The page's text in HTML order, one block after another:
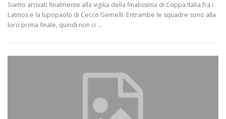
Siamo arrivati finalmente alla vigilia della finalissima di Coppa Italia fra i
Latinos e la lupopaolo di Cecco Gemelli. Entrambe le squadre sono alla
loro prima finale, quindi non ci …